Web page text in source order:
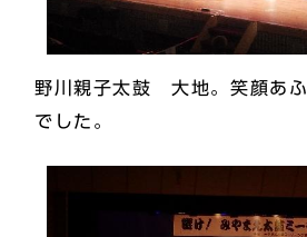
野川親子太鼓 大地。笑顔あ
でした。